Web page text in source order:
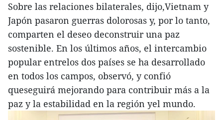
Sobre las relaciones bilaterales, dijo,Vietnam y
Japón pasaron guerras dolorosas y, por lo tanto,
comparten el deseo deconstruir una paz
sostenible. En los últimos años, el intercambio
popular entrelos dos países se ha desarrollado
en todos los campos, observó, y confió
queseguirá mejorando para contribuir más a la
paz y la estabilidad en la región yel mundo.